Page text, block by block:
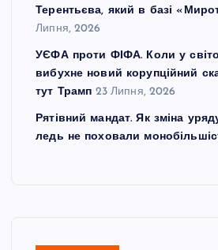
Терентьєва, який в базі
Липня, 2026
УЄФА проти ФІФА. Коли у
вибухне новий корупційний
тут Трамп 23 Липня, 2026
Рятівний мандат. Як зміна
ледь не поховали